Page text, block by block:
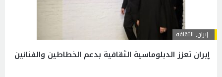
إيران, الثقافة
إيران تعزز الدبلوماسية الثقافية بدعم الخطاطين والفنانين